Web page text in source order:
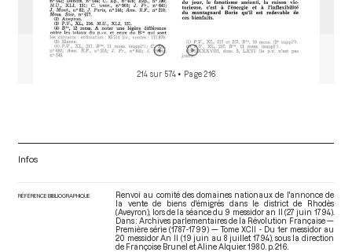
214 sur 574 • Page 216
Infos
RÉFÉRENCE BIBLIOGRAPHIQUE
Renvoi au comité des domaines nationaux de l'annonce de
la vente de biens d'émigrés dans le district de Rhodès
(Aveyron), lors de la séance du 9 messidor an II (27 juin 1794).
Dans : Archives parlementaires de la Révolution Française —
Première série (1787-1799) — Tome XCII - Du 1er messidor au
20 messidor An II (19 juin au 8 juillet 1794), sous la direction
de Françoise Brunel et Aline Alquier. 1980. p. 216.